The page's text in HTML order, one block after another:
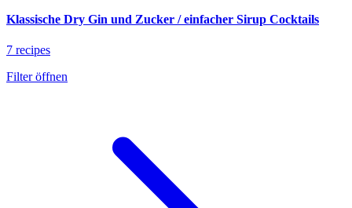
Klassische Dry Gin und Zucker / einfacher Sirup Cocktails
7 recipes
Filter öffnen